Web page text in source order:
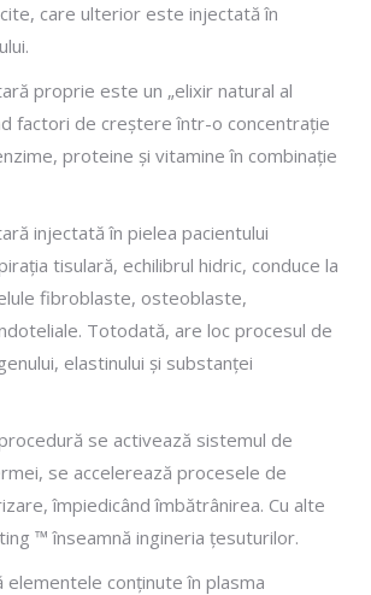
care ulterior este injectată în
proprie este un „elixir natural al
factori de creştere într-o concentraţie
proteine şi vitamine în combinaţie
injectată în pielea pacientului
tisulară, echilibrul hidric, conduce la
fibroblaste, osteoblaste,
Totodată, are loc procesul de
elastinului şi substanţei
se activează sistemul de
se accelerează procesele de
împiedicând îmbătrânirea. Cu alte
™ înseamnă ingineria ţesuturilor.
conţinute în plasma